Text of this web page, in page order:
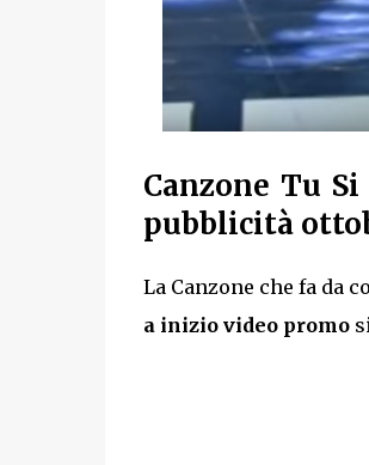
Canzone Tu
pubblicità
La Canzone che fa da
a inizio video promo